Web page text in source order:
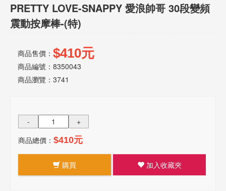
PRETTY LOVE-SNAPPY 愛浪帥哥 30段變頻
震動按摩棒-(特)
商品售價： $410元
商品編號：8350043
商品瀏覽： 3741
-
+
商品總價： $410元
購買 加入收藏夾